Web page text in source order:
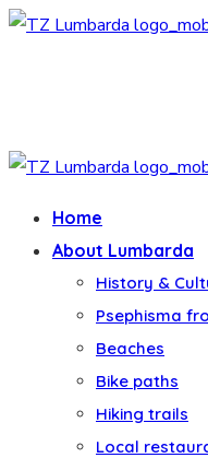
Home
About Lumbarda
History &
Psephisma
Beaches
Bike paths
Hiking trails
Local